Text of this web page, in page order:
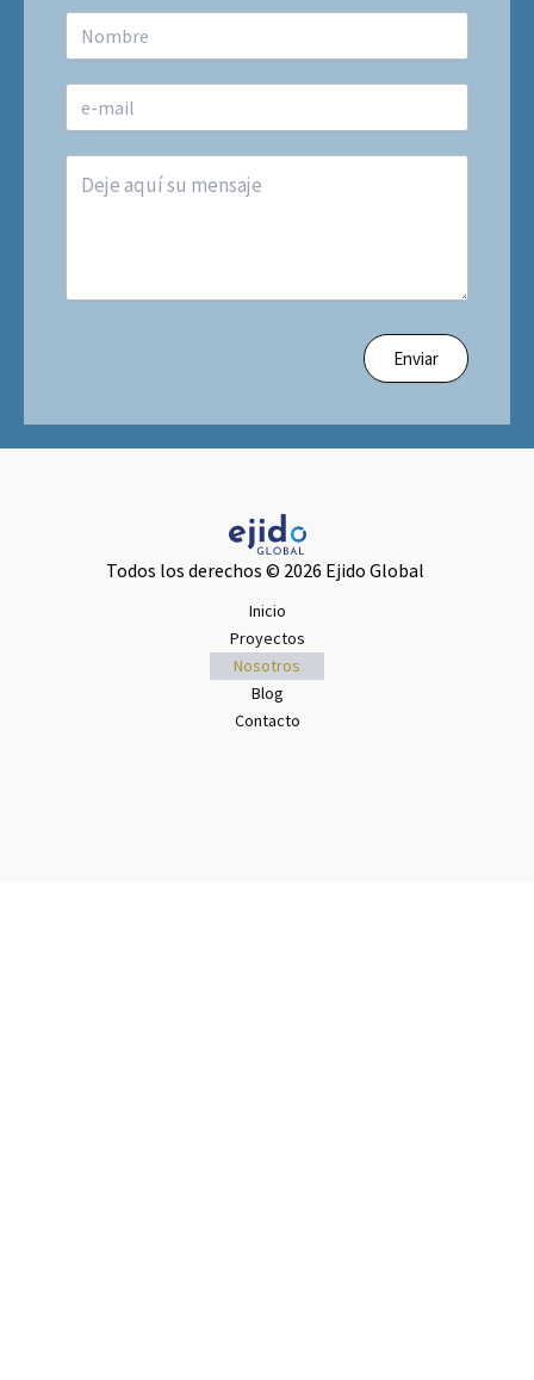
Enviar
Todos los derechos © 2026 Ejido Global
Inicio
Proyectos
Nosotros
Blog
Contacto